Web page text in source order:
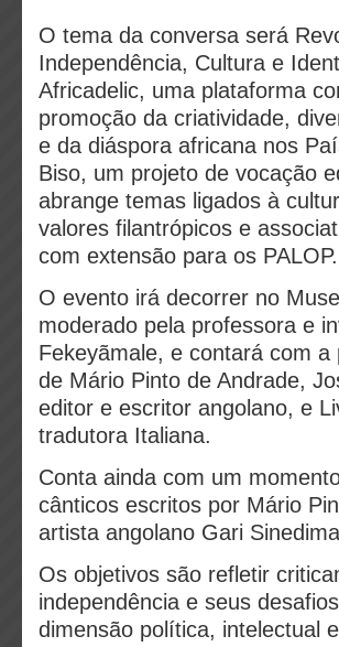
O tema da conversa será
Independência, Cultura e
Africadelic, uma plataforma
promoção da criatividade,
e da diáspora africana nos
Biso, um projeto de vocação
abrange temas ligados à
valores filantrópicos e
com extensão para os PALOP.
O evento irá decorrer no
moderado pela professora e
Fekeyãmale, e contará com
de Mário Pinto de Andrade,
editor e escritor angolano, e
tradutora Italiana.
Conta ainda com um
cânticos escritos por Mário
artista angolano Gari
Os objetivos são refletir
independência e seus
dimensão política, intelectual